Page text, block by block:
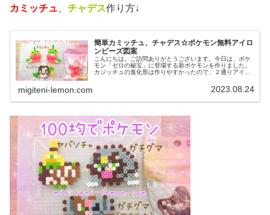
カミッチュ チャデス作り方↓
簡単カミッチュ、チャデス☆ポケモン無料アイロ
ンビーズ図案
こんにちは。ご訪問ありがとうございます。今日は、ポケ
モン「ゼロの秘宝」に登場する新ポケモンを作りました。
カジッチュの進化形は作りやすかったので、２通りアイロ
migiteni-lemon.com 2023.08.24